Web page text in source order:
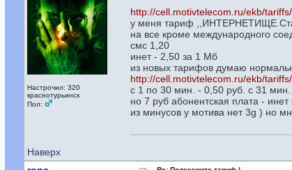
Настрочил: 320
краснотурьинск
Пол:
http://cell.motivtelecom.ru/ekb/
у меня тариф
на все кроме международного
смс 1,20
инет - 2,50 за 1 Мб
из новых тарифов думаю
http://cell.motivtelecom.ru/ekb/
с 1 по 30 мин. - 0,50 руб. с 31 мин.
но 7 руб абонентская плата -
из минусов у мотива нет 3g ) но
Наверх